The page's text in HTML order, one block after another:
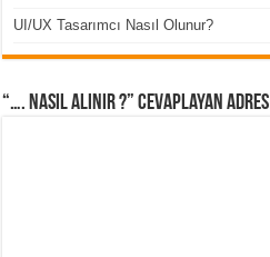
UI/UX Tasarımcı Nasıl Olunur?
“…. Nasıl Alınır ?” cevaplayan adres